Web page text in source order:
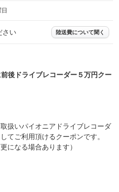
日
さい 陸送費について聞く
後ドライブレコーダー５万円クー
扱いパイオニアドライブレコーダ
てご利用頂けるクーポンです。
になる場合あります）